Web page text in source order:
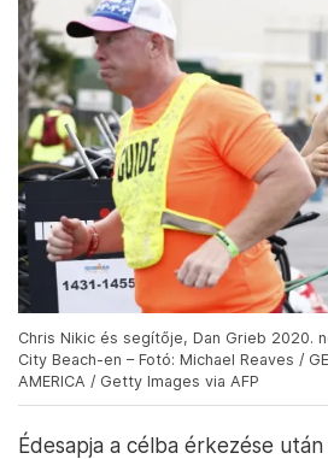
Chris Nikic és segítője, Dan Grieb 2020.
City Beach-en – Fotó: Michael Reaves /
AMERICA / Getty Images via AFP
Édesapja a célba érkezése